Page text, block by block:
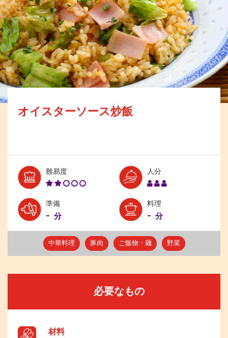
オイスターソース炒飯
難易度Level:
人分Serves:
準備
- 分
料理
- 分
中華料理 豚肉 ご飯物・麺 野菜
必要なもの
材料